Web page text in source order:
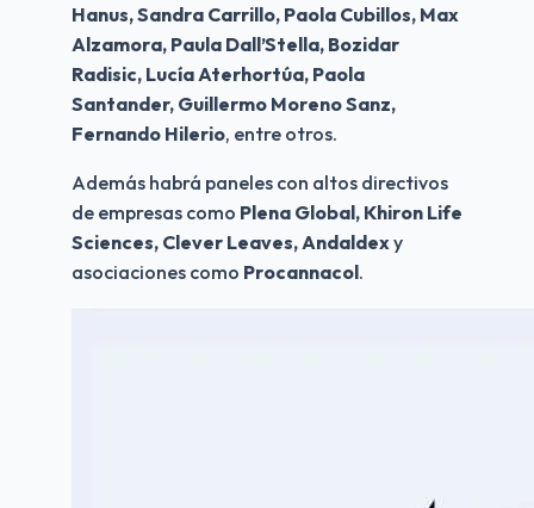
Hanus, Sandra Carrillo, Paola Cubillos, Max
Alzamora, Paula Dall’Stella, Bozidar
Radisic, Lucía Aterhortúa, Paola
Santander, Guillermo Moreno Sanz,
Fernando Hilerio, entre otros.
Además habrá paneles con altos directivos
de empresas como Plena Global, Khiron Life
Sciences, Clever Leaves, Andaldex y
asociaciones como Procannacol.